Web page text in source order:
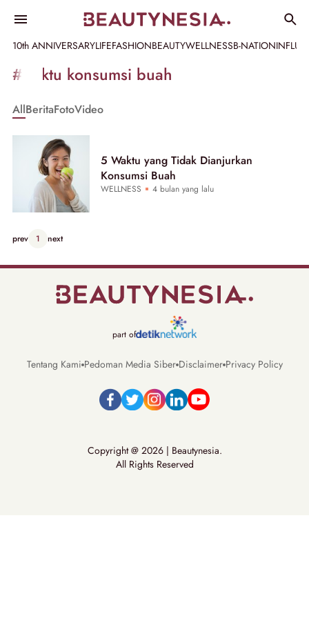
10th ANNIVERSARYLIFEFASHIONBEAUTYWELLNESSB-NATION
Informasi
[GET_DATA_TITLE]
Beautynesia
#waktu konsumsi buah
AllBeritaFotoVideo
5 Waktu yang Tidak Dianjurkan
Konsumsi Buah
WELLNESS 4 bulan yang lalu
prev 1 next
part of
Tentang Kami Pedoman Media Siber Disclaimer Privacy Policy
Copyright @ 2026 | Beautynesia.
All Rights Reserved